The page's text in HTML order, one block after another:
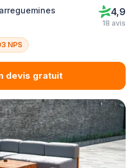
4,9
18 avis
NPS
devis gratuit